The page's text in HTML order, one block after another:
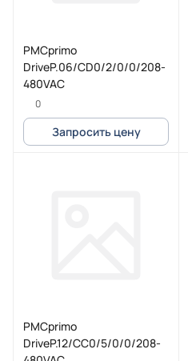
PMCprimo
DriveP.06/CD0/2/0/0/208-
480VAC
0
Запросить цену
PMCprimo
DriveP.12/CC0/5/0/0/208-